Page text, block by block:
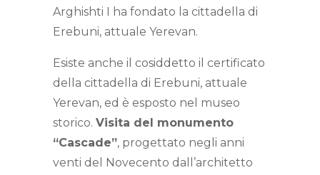
Arghishti I ha fondato la cittadella di
Erebuni, attuale Yerevan.
Esiste anche il cosiddetto il certificato
della cittadella di Erebuni, attuale
Yerevan, ed è esposto nel museo
storico. Visita del monumento
“Cascade”, progettato negli anni
venti del Novecento dall’architetto